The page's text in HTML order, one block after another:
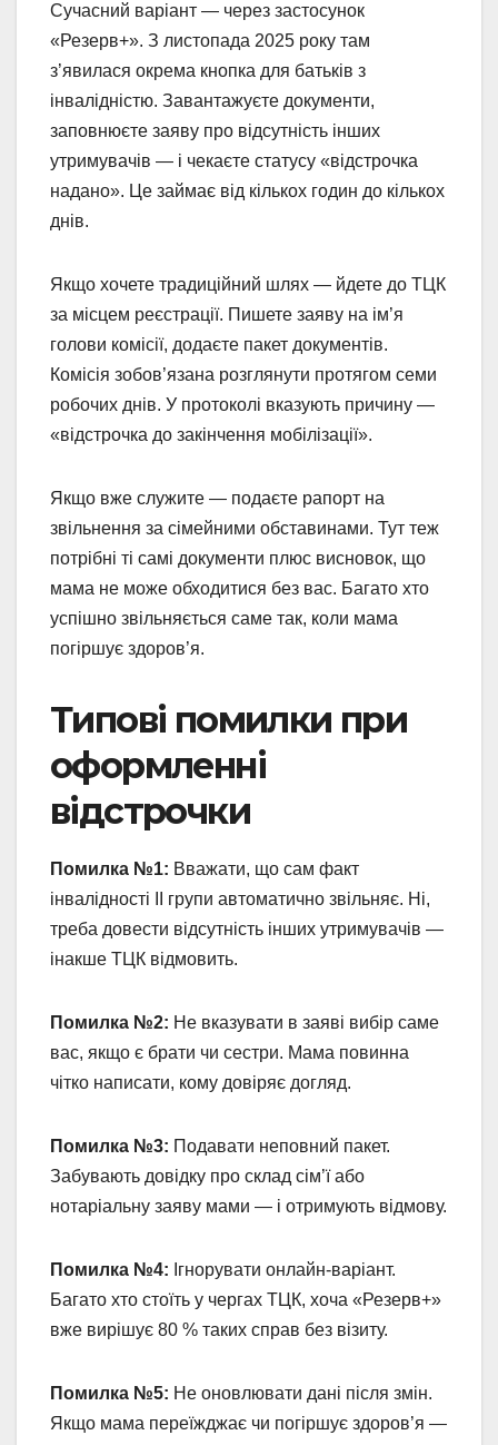
Сучасний варіант — через застосунок
«Резерв+». З листопада 2025 року там
з’явилася окрема кнопка для батьків з
інвалідністю. Завантажуєте документи,
заповнюєте заяву про відсутність інших
утримувачів — і чекаєте статусу «відстрочка
надано». Це займає від кількох годин до кількох
днів.
Якщо хочете традиційний шлях — йдете до ТЦК
за місцем реєстрації. Пишете заяву на ім’я
голови комісії, додаєте пакет документів.
Комісія зобов’язана розглянути протягом семи
робочих днів. У протоколі вказують причину —
«відстрочка до закінчення мобілізації».
Якщо вже служите — подаєте рапорт на
звільнення за сімейними обставинами. Тут теж
потрібні ті самі документи плюс висновок, що
мама не може обходитися без вас. Багато хто
успішно звільняється саме так, коли мама
погіршує здоров’я.
Типові помилки при
оформленні
відстрочки
Помилка №1: Вважати, що сам факт
інвалідності II групи автоматично звільняє. Ні,
треба довести відсутність інших утримувачів —
інакше ТЦК відмовить.
Помилка №2: Не вказувати в заяві вибір саме
вас, якщо є брати чи сестри. Мама повинна
чітко написати, кому довіряє догляд.
Помилка №3: Подавати неповний пакет.
Забувають довідку про склад сім’ї або
нотаріальну заяву мами — і отримують відмову.
Помилка №4: Ігнорувати онлайн-варіант.
Багато хто стоїть у чергах ТЦК, хоча «Резерв+»
вже вирішує 80 % таких справ без візиту.
Помилка №5: Не оновлювати дані після змін.
Якщо мама переїжджає чи погіршує здоров’я —